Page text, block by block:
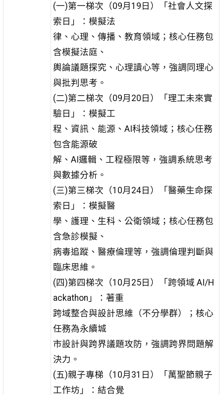
(一)第一梯次（09月19日）「社會人文探
索日」：模擬法
律、心理、傳播、教育領域；核心任務包
含模擬法庭、
輿論議題探究、心理讀心等，強調同理心
與批判思考。
(二)第二梯次（09月20日）「理工未來實
驗日」：模擬工
程、資訊、能源、AI科技領域；核心任務
包含能源破
解、AI邏輯、工程極限等，強調系統思考
與數據分析。
(三)第三梯次（10月24日）「醫藥生命探
索日」：模擬醫
學、護理、生科、公衛領域；核心任務包
含急診模擬、
病毒追蹤、醫療倫理等，強調倫理判斷與
臨床思維。
(四)第四梯次（10月25日）「跨領域 AI/H
ackathon」：著重
跨域整合與設計思維（不分學群）；核心
任務為永續城
市設計與跨界議題攻防，強調跨界問題解
決力。
(五)親子專梯（10月31日）「萬聖節親子
工作坊」：結合覺